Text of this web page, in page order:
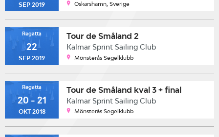
SEP 2019 Oskarshamn, Sverige
Regatta
22
SEP 2019
Tour de Småland 2
Kalmar Sprint Sailing Club
Mönsterås Segelklubb
Regatta
20 - 21
OKT 2018
Tour de Småland kval 3 + final
Kalmar Sprint Sailing Club
Mönsterås Segelklubb